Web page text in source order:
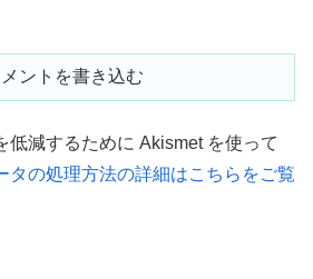
ントを書き込む
低減するために Akismet を使って
タの処理方法の詳細はこちらをご覧